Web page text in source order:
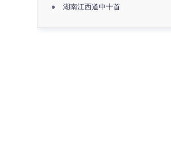
湖南江西道中十首